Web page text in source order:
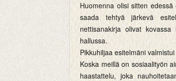
Huomenna olisi sitten
saada tehtyä järkevä
nettisanakirja olivat
hallussa.
Pikkuhiljaa esitelmäni
Koska meillä on sosiaalityön
haastattelu, joka